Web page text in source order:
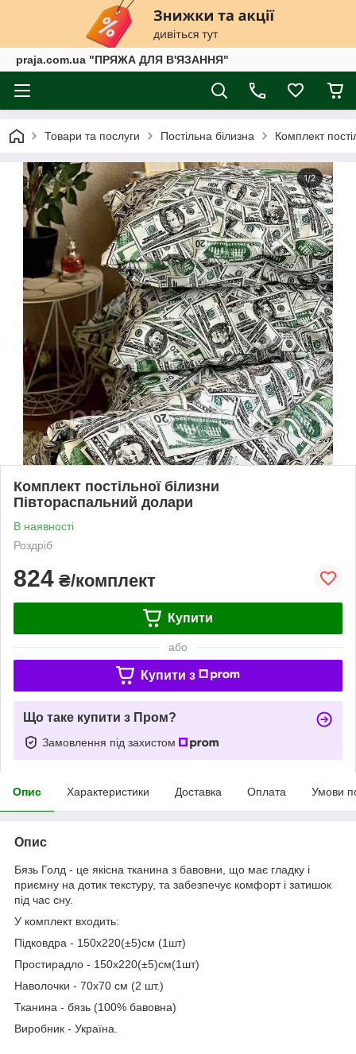
praja.com.ua "ПРЯЖА ДЛЯ В'ЯЗАННЯ"
Товари та послуги Постільна білизна Комплект
Комплект постільної білизни
Півтораспальний долари
В наявності
Роздріб
824 ₴/комплект
Купити
або
Купити з
Що таке купити з Пром?
Замовлення під захистом
Опис Характеристики Доставка Оплата Умови
Опис
Бязь Голд - це якісна тканина з бавовни, що має гладку і
приємну на дотик текстуру, та забезпечує комфорт і затишок
під час сну.
У комплект входить:
Підковдра - 150x220(±5)см (1шт)
Простирадло - 150х220(±5)см(1шт)
Наволочки - 70х70 см (2 шт.)
Тканина - бязь (100% бавовна)
Виробник - Україна.